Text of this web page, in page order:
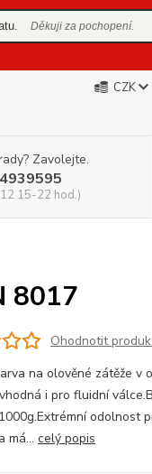
Děkuji za pochopení.
CZK
Zavolejte.
15-22 hod.)
8017
Ohodnotit
na olověné zátěže v
i pro fluidní
odolnost
má... celý popis